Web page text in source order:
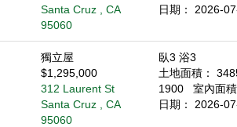
Santa Cruz , CA
95060
日期： 2026-
獨立屋
$1,295,000
312 Laurent St
Santa Cruz , CA
95060
臥3 浴3
土地面積：
1900
室內面
日期： 2026-